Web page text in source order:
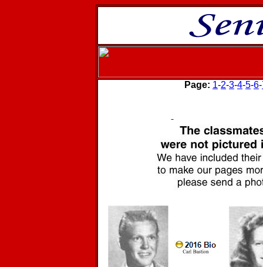
Page: 1-2-3-4-5-6-